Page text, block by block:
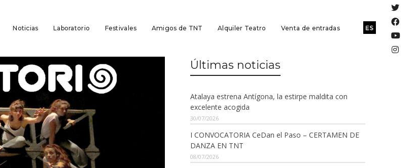
Noticias Laboratorio Festivales Amigos de TNT Alquiler Teatro Venta de entradas
Últimas noticias
Atalaya estrena Antígona, la estirpe maldita con
excelente acogida
30/07/2026
I CONVOCATORIA CeDan el Paso – CERTAMEN DE
DANZA EN TNT
08/07/2026